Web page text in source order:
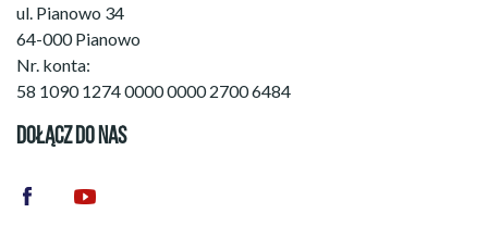
ul. Pianowo 34
64-000 Pianowo
Nr. konta:
58 1090 1274 0000 0000 2700 6484
DOŁĄCZ DO NAS